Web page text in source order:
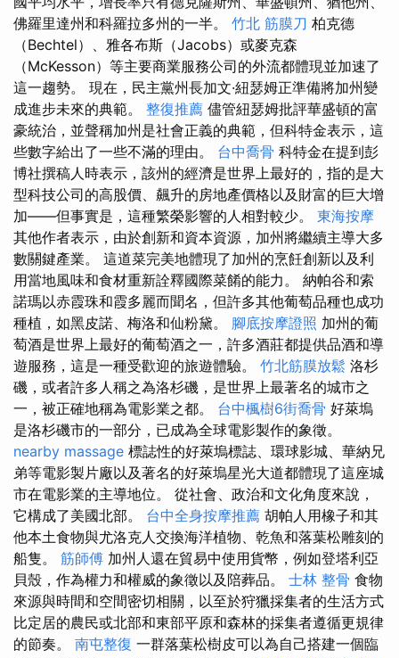
佛羅里達州和科羅拉多州的一半。 竹北 筋膜刀 柏克德
（Bechtel）、雅各布斯（Jacobs）或麥克森
（McKesson）等主要商業服務公司的外流都體現並加速了
這一趨勢。 現在，民主黨州長加文·紐瑟姆正準備將加州變
成進步未來的典範。 整復推薦 儘管紐瑟姆批評華盛頓的富
豪統治，並聲稱加州是社會正義的典範，但科特金表示，這
些數字給出了一些不滿的理由。 台中喬骨 科特金在提到彭
博社撰稿人時表示，該州的經濟是世界上最好的，指的是大
型科技公司的高股價、飆升的房地產價格以及財富的巨大增
加——但事實是，這種繁榮影響的人相對較少。 東海按摩
其他作者表示，由於創新和資本資源，加州將繼續主導大多
數關鍵產業。 這道菜完美地體現了加州的烹飪創新以及利
用當地風味和食材重新詮釋國際菜餚的能力。 納帕谷和索
諾瑪以赤霞珠和霞多麗而聞名，但許多其他葡萄品種也成功
種植，如黑皮諾、梅洛和仙粉黛。 腳底按摩證照 加州的葡
萄酒是世界上最好的葡萄酒之一，許多酒莊都提供品酒和導
遊服務，這是一種受歡迎的旅遊體驗。 竹北筋膜放鬆 洛杉
磯，或者許多人稱之為洛杉磯，是世界上最著名的城市之
一，被正確地稱為電影業之都。 台中楓樹6街喬骨 好萊塢
是洛杉磯市的一部分，已成為全球電影製作的象徵。
nearby massage 標誌性的好萊塢標誌、環球影城、華納兄
弟等電影製片廠以及著名的好萊塢星光大道都體現了這座城
市在電影業的主導地位。 從社會、政治和文化角度來說，
它構成了美國北部。 台中全身按摩推薦 胡帕人用橡子和其
他本土食物與尤洛克人交換海洋植物、乾魚和落葉松雕刻的
船隻。 筋師傅 加州人還在貿易中使用貨幣，例如登塔利亞
貝殼，作為權力和權威的象徵以及陪葬品。 士林 整骨 食物
來源與時間和空間密切相關，以至於狩獵採集者的生活方式
比定居的農民或北部和東部平原和森林的採集者遵循更規律
的節奏。 南屯整復 一群落葉松樹皮可以為自己搭建一個臨